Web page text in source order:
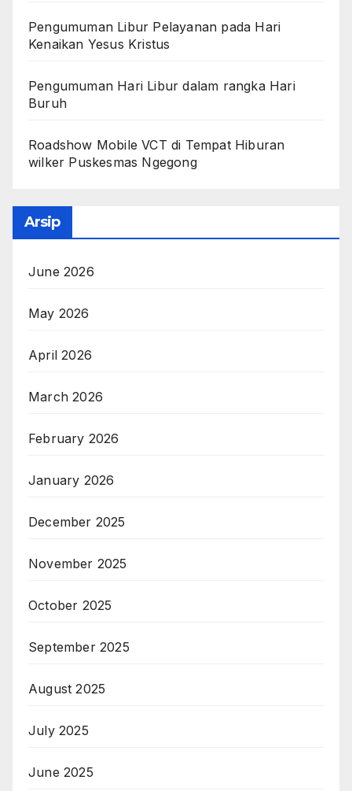
Pengumuman Libur Pelayanan pada Hari
Kenaikan Yesus Kristus
Pengumuman Hari Libur dalam rangka Hari
Buruh
Roadshow Mobile VCT di Tempat Hiburan
wilker Puskesmas Ngegong
Arsip
June 2026
May 2026
April 2026
March 2026
February 2026
January 2026
December 2025
November 2025
October 2025
September 2025
August 2025
July 2025
June 2025